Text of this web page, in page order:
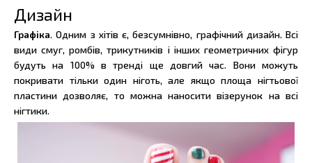
Дизайн
Графіка. Одним з хітів є, безсумнівно, графічний дизайн. Всі
види смуг, ромбів, трикутників і інших геометричних фігур
будуть на 100% в тренді ще довгий час. Вони можуть
покривати тільки один ніготь, але якщо площа нігтьової
пластини дозволяє, то можна наносити візерунок на всі
нігтики.